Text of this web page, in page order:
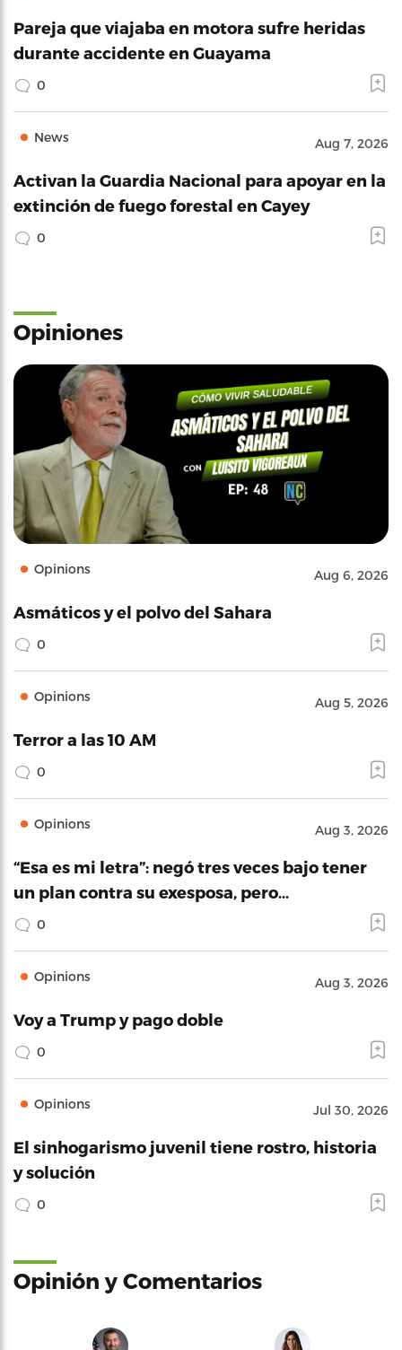
Pareja que viajaba en motora sufre heridas
durante accidente en Guayama
0
News Aug 7, 2026
Activan la Guardia Nacional para apoyar en la
extinción de fuego forestal en Cayey
0
Opiniones
Opinions Aug 6, 2026
Asmáticos y el polvo del Sahara
0
Opinions Aug 5, 2026
Terror a las 10 AM
0
Opinions Aug 3, 2026
“Esa es mi letra”: negó tres veces bajo tener
un plan contra su exesposa, pero…
0
Opinions Aug 3, 2026
Voy a Trump y pago doble
0
Opinions Jul 30, 2026
El sinhogarismo juvenil tiene rostro, historia
y solución
0
Opinión y Comentarios